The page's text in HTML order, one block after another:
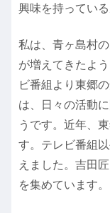
興味を持ってい
私は、青ヶ島村
が増えてきたよ
ビ番組より東郷
は、日々の活動
うです。近年、
す。テレビ番組
えました。吉田
を集めています。